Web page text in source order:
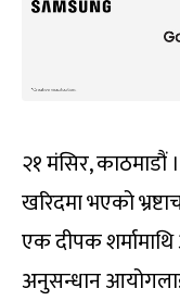
२१ मंसिर,
खरिदमा भएको
एक दीपक
अनुसन्धान